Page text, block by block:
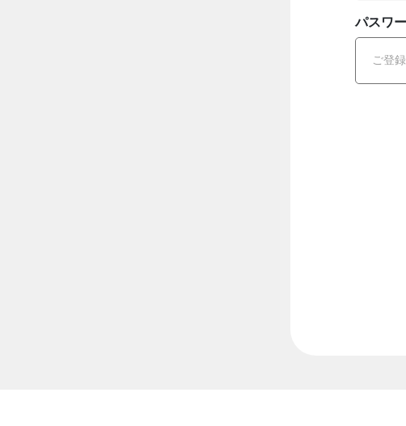
パスワ